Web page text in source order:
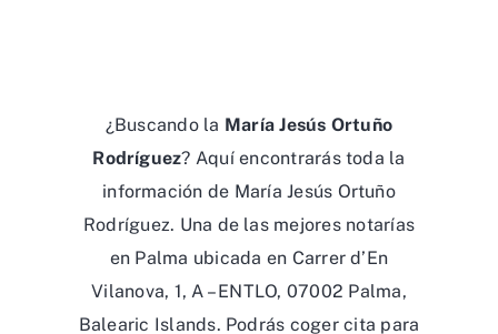
¿Buscando la María Jesús Ortuño
Rodríguez? Aquí encontrarás toda la
información de María Jesús Ortuño
Rodríguez. Una de las mejores notarías
en Palma ubicada en Carrer d’En
Vilanova, 1, A – ENTLO, 07002 Palma,
Balearic Islands. Podrás coger cita para